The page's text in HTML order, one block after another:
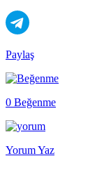
Paylaş
0 Beğenme
Yorum Yaz